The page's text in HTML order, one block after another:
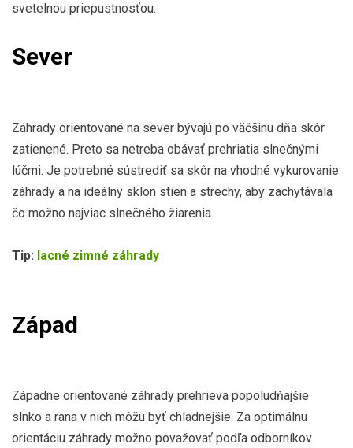
svetelnou priepustnosťou.
Sever
Záhrady orientované na sever bývajú po väčšinu dňa skôr
zatienené. Preto sa netreba obávať prehriatia slnečnými
lúčmi. Je potrebné sústrediť sa skôr na vhodné vykurovanie
záhrady a na ideálny sklon stien a strechy, aby zachytávala
čo možno najviac slnečného žiarenia.
Tip: lacné zimné záhrady
Západ
Západne orientované záhrady prehrieva popoludňajšie
slnko a rana v nich môžu byť chladnejšie. Za optimálnu
orientáciu záhrady možno považovať podľa odborníkov